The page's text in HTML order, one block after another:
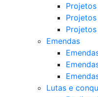
Emendas
Lutas e